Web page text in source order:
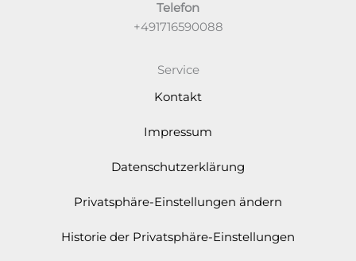
Telefon
+491716590088
Service
Kontakt
Impressum
Datenschutzerklärung
Privatsphäre-Einstellungen ändern
Historie der Privatsphäre-Einstellungen